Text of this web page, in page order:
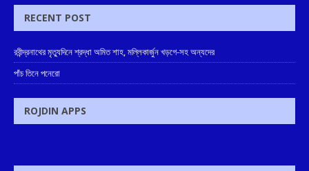
RECENT POST
রবীন্দ্রনাথের মৃত্যুদিনে শ্রদ্ধা অমিত শাহ, মল্লিকার্জুন খড়গে-সহ অন্যদের
পাঁচ তিনে পনেরো
ROJDIN APPS